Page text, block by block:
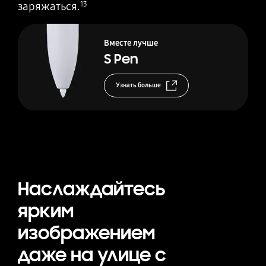
заряжаться.13
Вместе лучше
S Pen
Узнать больше
Наслаждайтесь
ярким
изображением
даже на улице с